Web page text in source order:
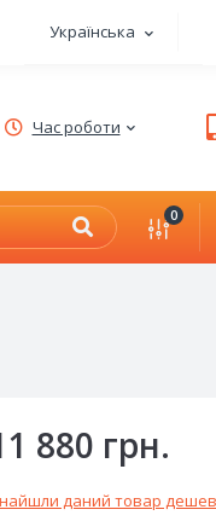
Українська
Час роботи
0
880 грн.
даний товар